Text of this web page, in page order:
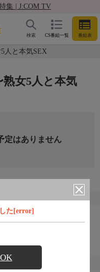
集 | J:COM TV
CS番組一覧 番組表
検索
人と本気SEX
た[error]
OK
女5人と本気
定はありません